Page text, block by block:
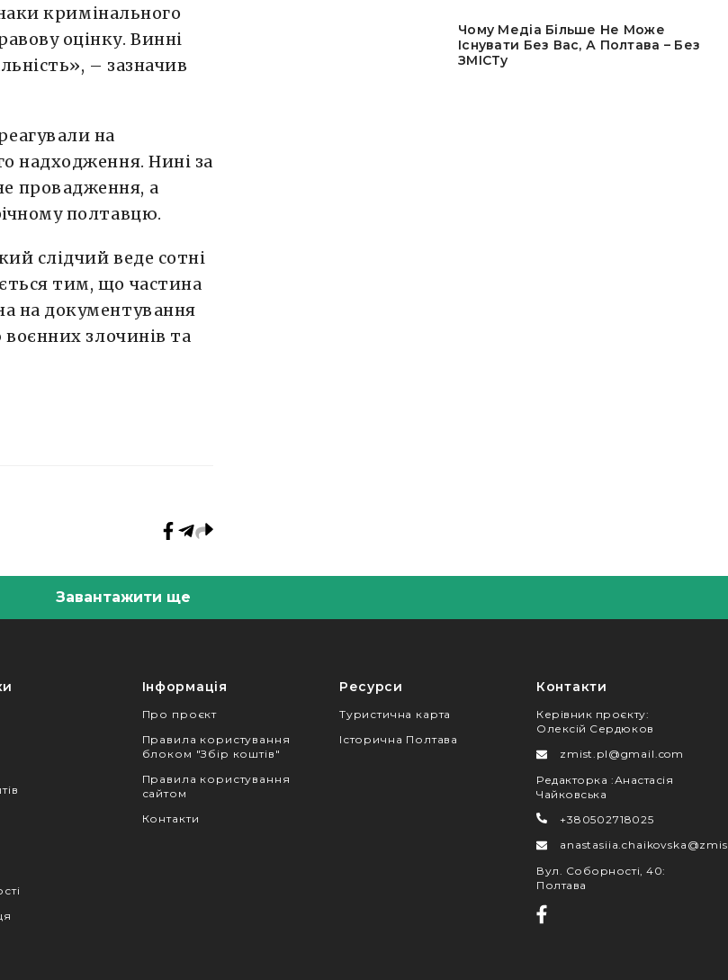
кримінального
оцінку. Винні
– зазначив
на
надходження. Нині за
провадження, а
полтавцю.
слідчий веде сотні
тим, що частина
на документування
воєнних злочинів та
Чому Медіа Більше Не Може
Існувати Без Вас, А Полтава – Без
ЗМІСТу
Завантажити ще
Інформація
Про проєкт
Правила користування
блоком "Збір коштів"
Правила користування
сайтом
Контакти
Ресурси
Туристична карта
Історична Полтава
Контакти
Керівник проєкту:
Олексій Сердюков
zmist.pl@gmail.com
Редакторка :Анастасія
Чайковська
+380502718025
Вул. Соборності, 40:
Полтава